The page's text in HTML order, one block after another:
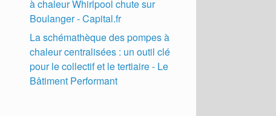
à chaleur Whirlpool chute sur
Boulanger - Capital.fr
La schémathèque des pompes à
chaleur centralisées : un outil clé
pour le collectif et le tertiaire - Le
Bâtiment Performant